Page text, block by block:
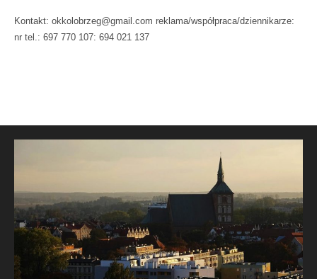
Kontakt: okkolobrzeg@gmail.com reklama/współpraca/dziennikarze:
nr tel.: 697 770 107: 694 021 137